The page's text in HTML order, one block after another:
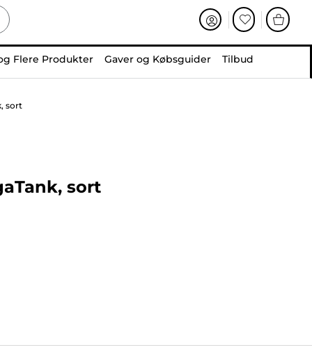
Flere Produkter Gaver og Købsguider Tilbud
sort
sort